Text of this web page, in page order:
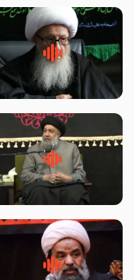
زوّار اربعین امام حسین (علیه
السلام) با این اشتیاق به زیارت
لقب حضرت رقیه سلام الله
چه معناست – حجت الاسلام